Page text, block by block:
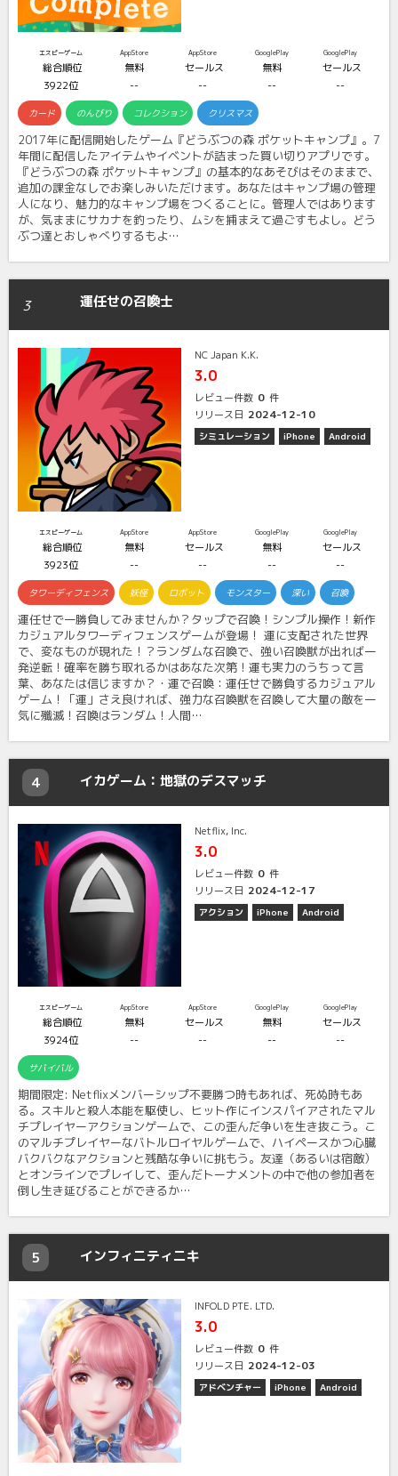
エスピーゲーム
総合順位
3922位
AppStore
無料
--
AppStore
セールス
--
GooglePlay
無料
--
GooglePlay
セールス
--
カード のんびり コレクション クリスマス
2017年に配信開始したゲーム『どうぶつの森 ポケットキャンプ』。7
年間に配信したアイテムやイベントが詰まった買い切りアプリです。
『どうぶつの森 ポケットキャンプ』の基本的なあそびはそのままで、
追加の課金なしでお楽しみいただけます。あなたはキャンプ場の管理
人になり、魅力的なキャンプ場をつくることに。管理人ではあります
が、気ままにサカナを釣ったり、ムシを捕まえて過ごすもよし。どう
ぶつ達とおしゃべりするもよ…
3 運任せの召喚士
NC Japan K.K.
3.0
レビュー件数 0 件
リリース日 2024-12-10
シミュレーション iPhone Android
エスピーゲーム
総合順位
3923位
AppStore
無料
--
AppStore
セールス
--
GooglePlay
無料
--
GooglePlay
セールス
--
タワーディフェンス 妖怪 ロボット モンスター 深い 召喚
運任せで一勝負してみませんか？タップで召喚！シンプル操作！新作
カジュアルタワーディフェンスゲームが登場！ 運に支配された世界
で、変なものが現れた！？ランダムな召喚で、強い召喚獣が出れば一
発逆転！確率を勝ち取れるかはあなた次第！運も実力のうちって言
葉、あなたは信じますか？・運で召喚：運任せで勝負するカジュアル
ゲーム！「運」さえ良ければ、強力な召喚獣を召喚して大量の敵を一
気に殲滅！召喚はランダム！人間…
4 イカゲーム：地獄のデスマッチ
Netflix, Inc.
3.0
レビュー件数 0 件
リリース日 2024-12-17
アクション iPhone Android
エスピーゲーム
総合順位
3924位
AppStore
無料
--
AppStore
セールス
--
GooglePlay
無料
--
GooglePlay
セールス
--
サバイバル
期間限定: Netflixメンバーシップ不要勝つ時もあれば、死ぬ時もあ
る。スキルと殺人本能を駆使し、ヒット作にインスパイアされたマル
チプレイヤーアクションゲームで、この歪んだ争いを生き抜こう。こ
のマルチプレイヤーなバトルロイヤルゲームで、ハイペースかつ心臓
バクバクなアクションと残酷な争いに挑もう。友達（あるいは宿敵）
とオンラインでプレイして、歪んだトーナメントの中で他の参加者を
倒し生き延びることができるか…
5 インフィニティニキ
INFOLD PTE. LTD.
3.0
レビュー件数 0 件
リリース日 2024-12-03
アドベンチャー iPhone Android